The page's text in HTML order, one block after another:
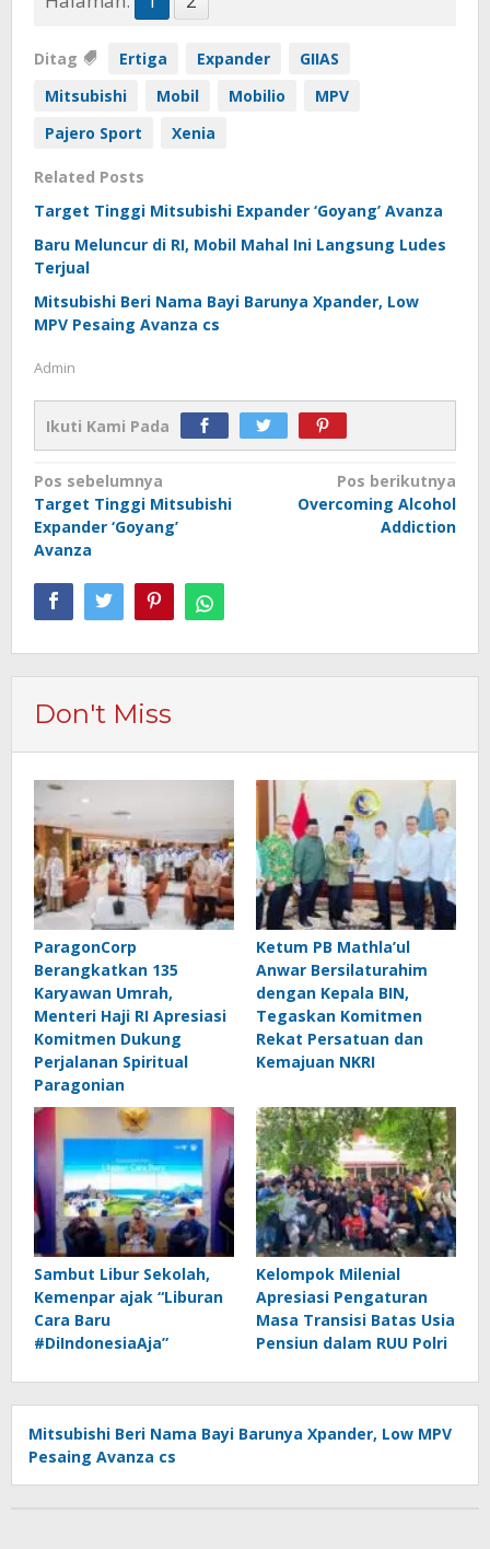
Ditag Ertiga Expander
GIIAS
Mitsubishi
Mobil Mobilio
MPV
Pajero Sport
Xenia
Related Posts
Target Tinggi Mitsubishi Expander ‘Goyang’ Avanza
Baru Meluncur di RI, Mobil Mahal Ini Langsung Ludes
Terjual
Mitsubishi Beri Nama Bayi Barunya Xpander, Low
MPV Pesaing Avanza cs
Admin
Ikuti Kami Pada
Navigasi
pos
Pos sebelumnya
Target Tinggi Mitsubishi
Expander ‘Goyang’
Avanza
Pos berikutnya
Overcoming Alcohol
Addiction
Don't Miss
ParagonCorp
Berangkatkan 135
Karyawan Umrah,
Menteri Haji RI Apresiasi
Komitmen Dukung
Perjalanan Spiritual
Paragonian
Ketum PB Mathla’ul
Anwar Bersilaturahim
dengan Kepala BIN,
Tegaskan Komitmen
Rekat Persatuan dan
Kemajuan NKRI
Sambut Libur Sekolah,
Kemenpar ajak “Liburan
Cara Baru
#DiIndonesiaAja”
Kelompok Milenial
Apresiasi Pengaturan
Masa Transisi Batas Usia
Pensiun dalam RUU Polri
Mitsubishi Beri Nama Bayi Barunya Xpander, Low MPV
Pesaing Avanza cs